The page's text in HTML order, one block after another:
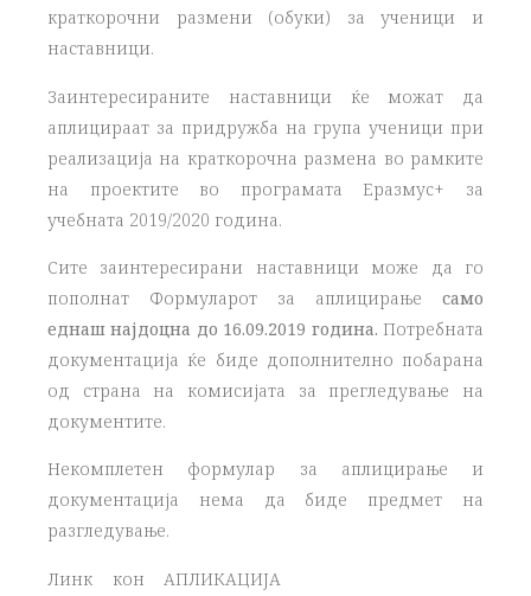
краткорочни размени (обуки) за ученици и
наставници.
Заинтересираните наставници ќе можат да
аплицираат за придружба на група ученици при
реализација на краткорочна размена во рамките
на проектите во програмата Еразмус+ за
учебната 2019/2020 година.
Сите заинтересирани наставници може да го
пополнат Формуларот за аплицирање само
еднаш најдоцна до 16.09.2019 година. Потребната
документација ќе биде дополнително побарана
од страна на комисијата за прегледување на
документите.
Некомплетен формулар за аплицирање и
документација нема да биде предмет на
разгледување.
Линк кон АПЛИКАЦИЈА